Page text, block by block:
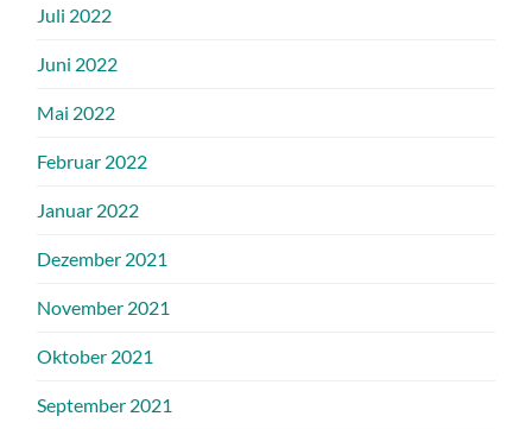
Juli 2022
Juni 2022
Mai 2022
Februar 2022
Januar 2022
Dezember 2021
November 2021
Oktober 2021
September 2021